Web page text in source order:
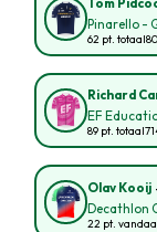
Tom
Pinarello -
62 pt. totaal
Richard
EF
89 pt. totaal
Olav Kooij
Decathlon
22 pt.